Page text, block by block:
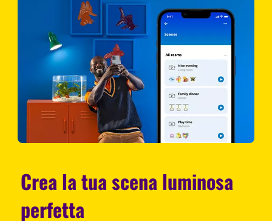
Crea la tua scena luminosa
perfetta